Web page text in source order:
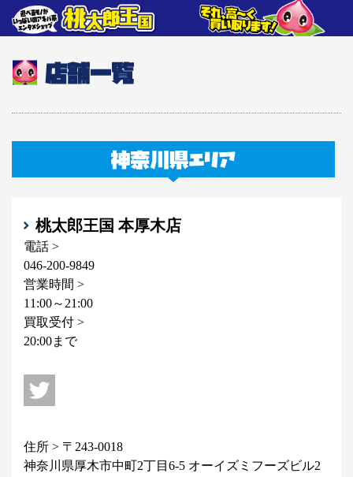
桃太郎王国 本厚木店
電話 >
046-200-9849
営業時間 >
11:00～21:00
買取受付 >
20:00まで
住所 > 〒243-0018
神奈川県厚木市中町2丁目6-5 オーイズミフーズビル2